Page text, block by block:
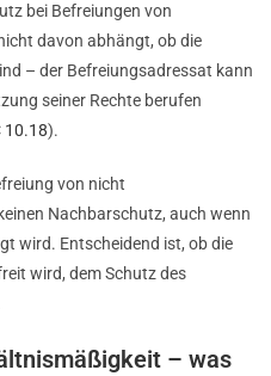
bei Befreiungen von
davon abhängt, ob die
– der Befreiungsadressat kann
seiner Rechte berufen
10.18).
von nicht
Nachbarschutz, auch wenn
wird. Entscheidend ist, ob die
wird, dem Schutz des
– was